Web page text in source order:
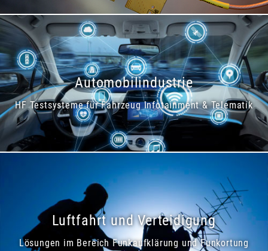
Automobilindustrie
HF Testsysteme für Fahrzeug Infotainment & Telematik
Luftfahrt und Verteidigung
Lösungen im Bereich Funkaufklärung und Funkortung